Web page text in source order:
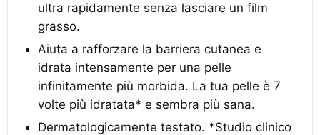
ultra rapidamente senza lasciare un film
grasso.
Aiuta a rafforzare la barriera cutanea e
idrata intensamente per una pelle
infinitamente più morbida. La tua pelle è 7
volte più idratata* e sembra più sana.
Dermatologicamente testato. *Studio clinico